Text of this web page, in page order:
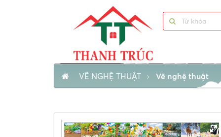
VẼ NGHỆ THUẬT Vẽ nghệ thuật